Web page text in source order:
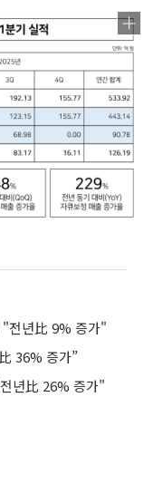
"전년比 9% 증가"
36% 증가”
년比 26% 증가"